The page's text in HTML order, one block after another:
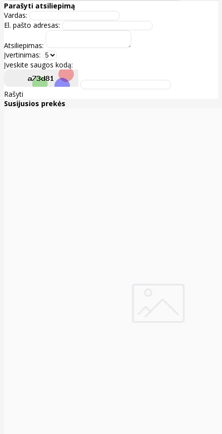
Parašyti atsiliepimą
Vardas:
El. pašto adresas:
Atsiliepimas:
Įvertinimas:
Įveskite saugos kodą:
Rašyti
Susijusios prekės